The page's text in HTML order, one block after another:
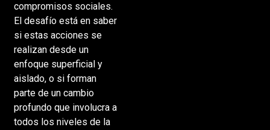
compromisos sociales.
El desafío está en saber
si estas acciones se
realizan desde un
enfoque superficial y
aislado, o si forman
parte de un cambio
profundo que involucra a
todos los niveles de la